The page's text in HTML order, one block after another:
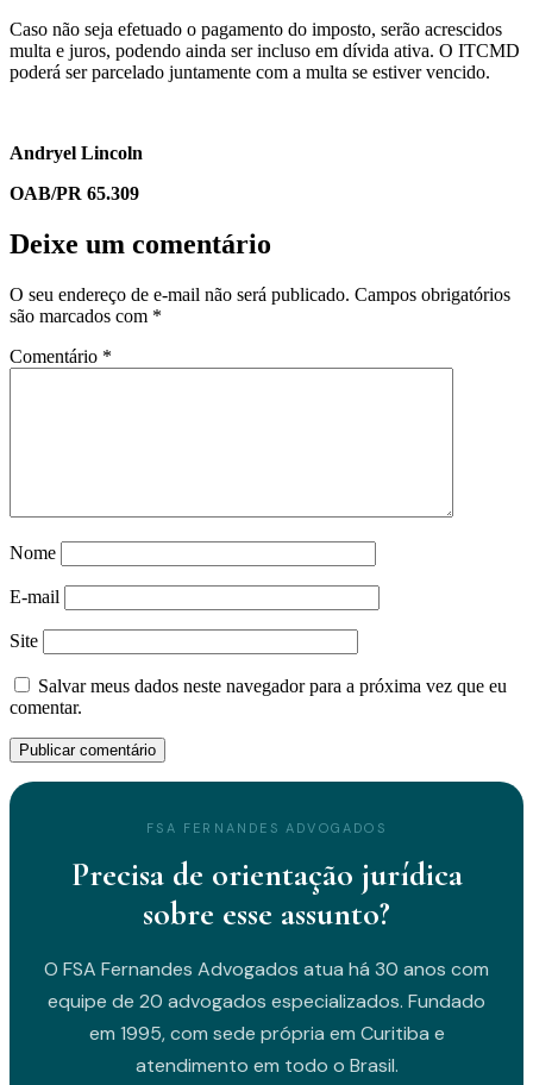
Caso não seja efetuado o pagamento do imposto, serão acrescidos
multa e juros, podendo ainda ser incluso em dívida ativa. O ITCMD
poderá ser parcelado juntamente com a multa se estiver vencido.
Andryel Lincoln
OAB/PR 65.309
Deixe um comentário
O seu endereço de e-mail não será publicado. Campos obrigatórios
são marcados com *
Comentário *
Nome
E-mail
Site
Salvar meus dados neste navegador para a próxima vez que eu
comentar.
FSA FERNANDES ADVOGADOS
Precisa de orientação jurídica
sobre esse assunto?
O FSA Fernandes Advogados atua há 30 anos com
equipe de 20 advogados especializados. Fundado
em 1995, com sede própria em Curitiba e
atendimento em todo o Brasil.